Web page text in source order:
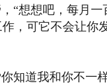
想想吧，每月一
，可它不会让你
道我和你不一